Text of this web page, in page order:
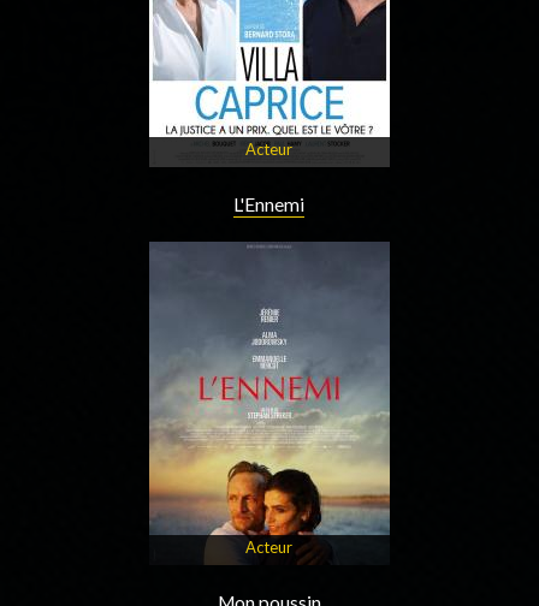
Acteur
L'Ennemi
Acteur